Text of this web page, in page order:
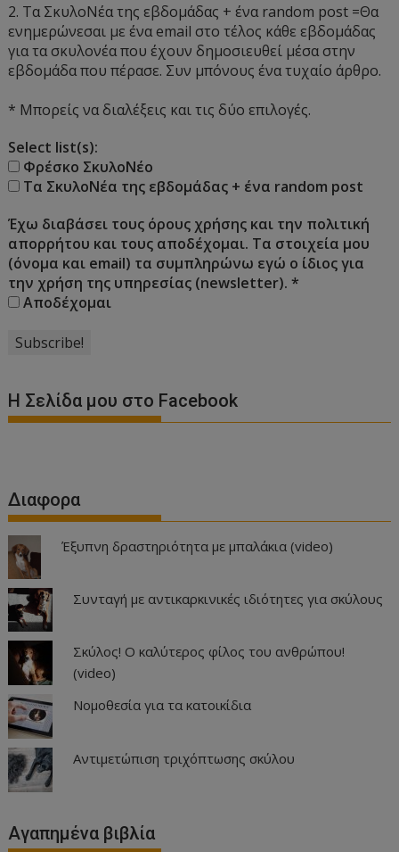
2. Τα ΣκυλοΝέα της εβδομάδας + ένα random post =Θα
ενημερώνεσαι με ένα email στο τέλος κάθε εβδομάδας
για τα σκυλονέα που έχουν δημοσιευθεί μέσα στην
εβδομάδα που πέρασε. Συν μπόνους ένα τυχαίο άρθρο.
* Μπορείς να διαλέξεις και τις δύο επιλογές.
Select list(s):
Φρέσκο ΣκυλοΝέο
Τα ΣκυλοΝέα της εβδομάδας + ένα random post
Έχω διαβάσει τους όρους χρήσης και την πολιτική
απορρήτου και τους αποδέχομαι. Τα στοιχεία μου
(όνομα και email) τα συμπληρώνω εγώ ο ίδιος για
την χρήση της υπηρεσίας (newsletter).*
Αποδέχομαι
Η Σελίδα μου στο Facebook
Διαφορα
Έξυπνη δραστηριότητα με μπαλάκια (video)
Συνταγή με αντικαρκινικές ιδιότητες για σκύλους
Σκύλος! Ο καλύτερος φίλος του ανθρώπου!
(video)
Νομοθεσία για τα κατοικίδια
Αντιμετώπιση τριχόπτωσης σκύλου
Αγαπημένα βιβλία